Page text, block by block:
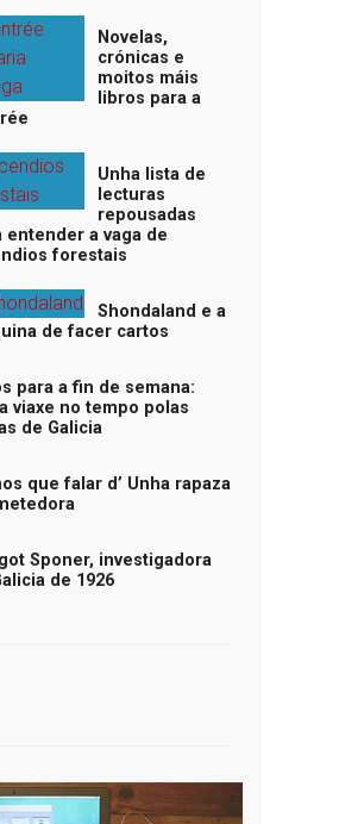
Novelas,
crónicas e
moitos máis
libros para a
Unha lista de
lecturas
repousadas
entender a vaga de
forestais
Shondaland e a
de facer cartos
para a fin de semana:
viaxe no tempo polas
de Galicia
que falar d’ Unha rapaza
Sponer, investigadora
de 1926